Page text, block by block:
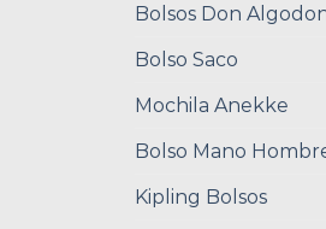
Bolsos Don
Bolso Saco
Mochila Anekke
Bolso Mano
Kipling Bolsos